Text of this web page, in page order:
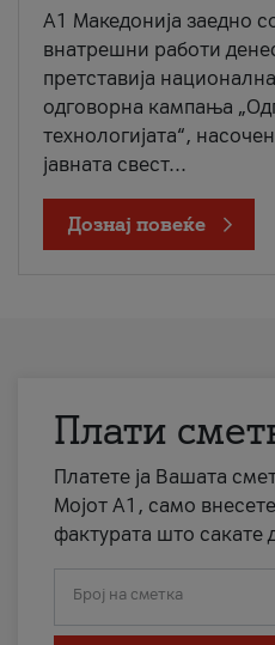
A1 Македонија заедно
внатрешни работи
претставија
одговорна кампања
технологијата“,
јавната свест...
Дознај повеќе
Плати
Платете ја Вашата
Мојот А1, само
фактурата што сакате
Број на сметка